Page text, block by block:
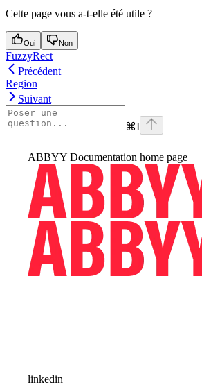
Cette page vous a-t-elle été utile ?
Oui Non
FuzzyRect
Précédent
Region
Suivant
⌘I
ABBYY Documentation home page
linkedin